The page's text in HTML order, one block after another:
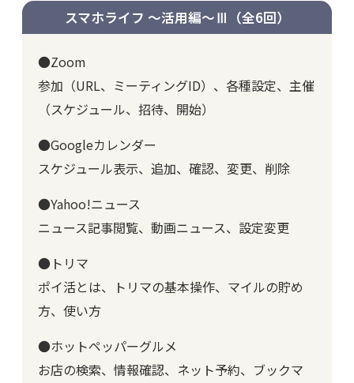
スマホライフ ～活用編～Ⅲ （全6回）
●Zoom
参加（URL、ミーティングID）、各種設定、主催
（スケジュール、招待、開始）
●Googleカレンダー
スケジュール表示、追加、確認、変更、削除
●Yahoo!ニュース
ニュース記事閲覧、動画ニュース、設定変更
●トリマ
ポイ活とは、トリマの基本操作、マイルの貯め
方、使い方
●ホットペッパーグルメ
お店の検索、情報確認、ネット予約、ブックマ